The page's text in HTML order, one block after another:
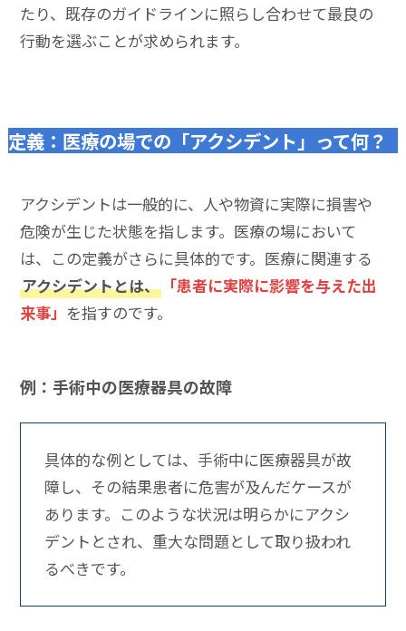
たり、既存のガイドラインに照らし合わせて最良の
行動を選ぶことが求められます。
定義：医療の場での「アクシデント」って何？
アクシデントは一般的に、人や物資に実際に損害や
危険が生じた状態を指します。医療の場において
は、この定義がさらに具体的です。医療に関連する
アクシデントとは、 「患者に実際に影響を与えた出
来事」 を指すのです。
例：手術中の医療器具の故障
具体的な例としては、手術中に医療器具が故
障し、その結果患者に危害が及んだケースが
あります。このような状況は明らかにアクシ
デントとされ、重大な問題として取り扱われ
るべきです。